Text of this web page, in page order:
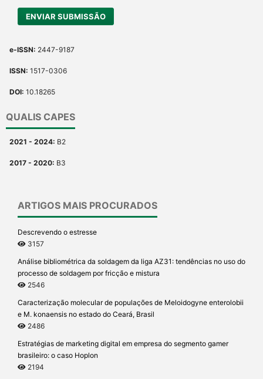
ENVIAR SUBMISSÃO
e-ISSN: 2447-9187
ISSN: 1517-0306
DOI: 10.18265
QUALIS CAPES
2021 - 2024: B2
2017 - 2020: B3
ARTIGOS MAIS PROCURADOS
Descrevendo o estresse
3157
Análise bibliométrica da soldagem da liga AZ31: tendências no uso do
processo de soldagem por fricção e mistura
2546
Caracterização molecular de populações de Meloidogyne enterolobii
e M. konaensis no estado do Ceará, Brasil
2486
Estratégias de marketing digital em empresa do segmento gamer
brasileiro: o caso Hoplon
2194